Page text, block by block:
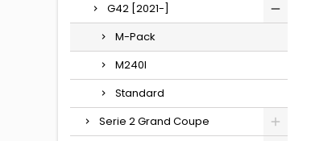
G42 [2021-]
M-Pack
M240I
Standard
Serie 2 Grand Coupe